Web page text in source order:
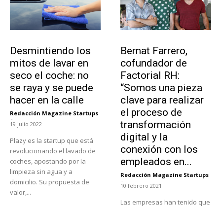
Desmintiendo los
mitos de lavar en
seco el coche: no
se raya y se puede
hacer en la calle
Redacción Magazine Startups
-
19 julio 2022
Plazy es la startup que está
revolucionando el lavado de
coches, apostando por la
limpieza sin agua y a
domicilio. Su propuesta de
valor,...
Bernat Farrero,
cofundador de
Factorial RH:
“Somos una pieza
clave para realizar
el proceso de
transformación
digital y la
conexión con los
empleados en...
Redacción Magazine Startups
-
10 febrero 2021
Las empresas han tenido que